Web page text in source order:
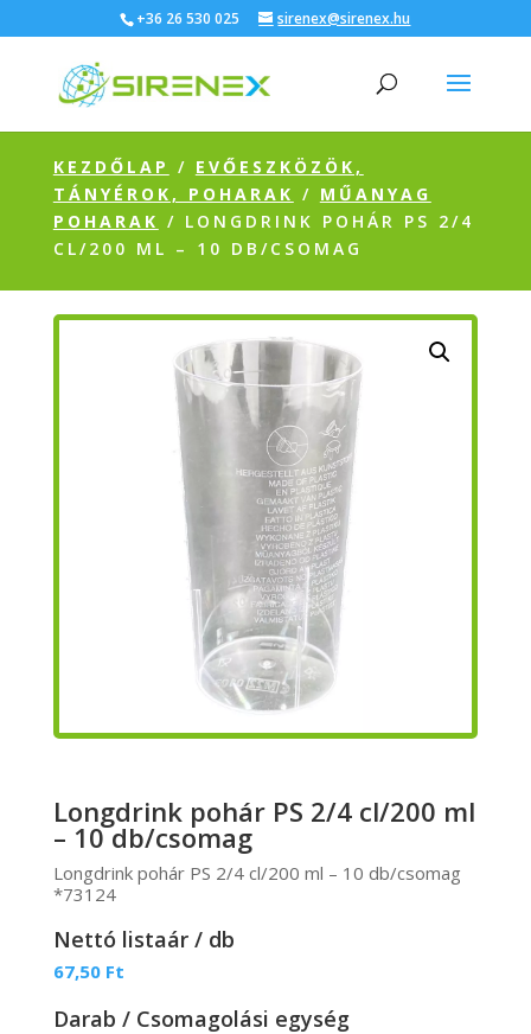
+36 26 530 025 sirenex@sirenex.hu
KEZDŐLAP / EVŐESZKÖZÖK,
TÁNYÉROK, POHARAK / MŰANYAG
POHARAK / LONGDRINK POHÁR PS 2/4
CL/200 ML – 10 DB/CSOMAG
Longdrink pohár PS 2/4 cl/200 ml
– 10 db/csomag
Longdrink pohár PS 2/4 cl/200 ml – 10 db/csomag
*73124
Nettó listaár / db
67,50 Ft
Darab / Csomagolási egység